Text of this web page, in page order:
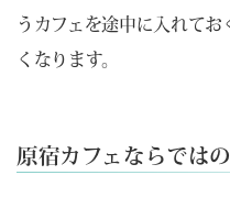
うカフェを途中に入れて
くなります。
原宿カフェならでは